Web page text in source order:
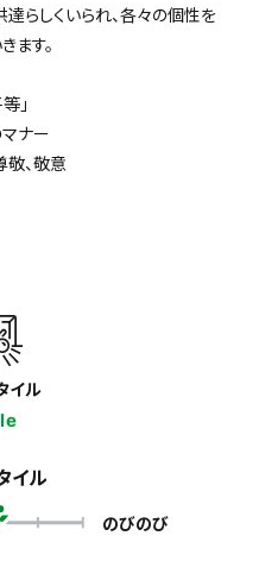
らしくいられ、各々の個性を
ます。
」
ナー
敬、敬意
イル
イル
のびのび